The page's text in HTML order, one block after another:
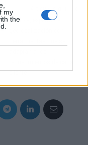
my
the
Artículo siguiente
Geoliza, expertos en
cliente